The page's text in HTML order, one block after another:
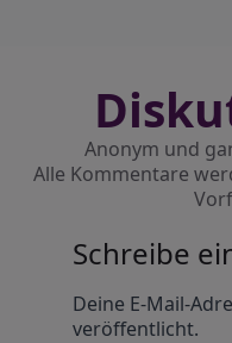
Anonym und
Alle Kommentare
Schreibe
Deine E-Mail-
veröffentlicht.